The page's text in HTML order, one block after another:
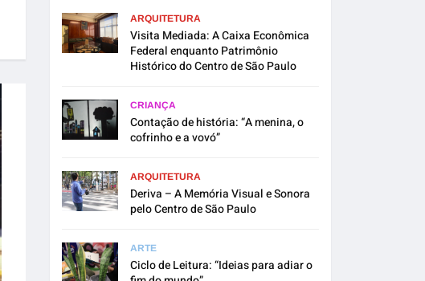
ARQUITETURA
Visita Mediada: A Caixa Econômica
Federal enquanto Patrimônio
Histórico do Centro de São Paulo
CRIANÇA
Contação de história: “A menina, o
cofrinho e a vovó”
ARQUITETURA
Deriva – A Memória Visual e Sonora
pelo Centro de São Paulo
ARTE
Ciclo de Leitura: “Ideias para adiar o